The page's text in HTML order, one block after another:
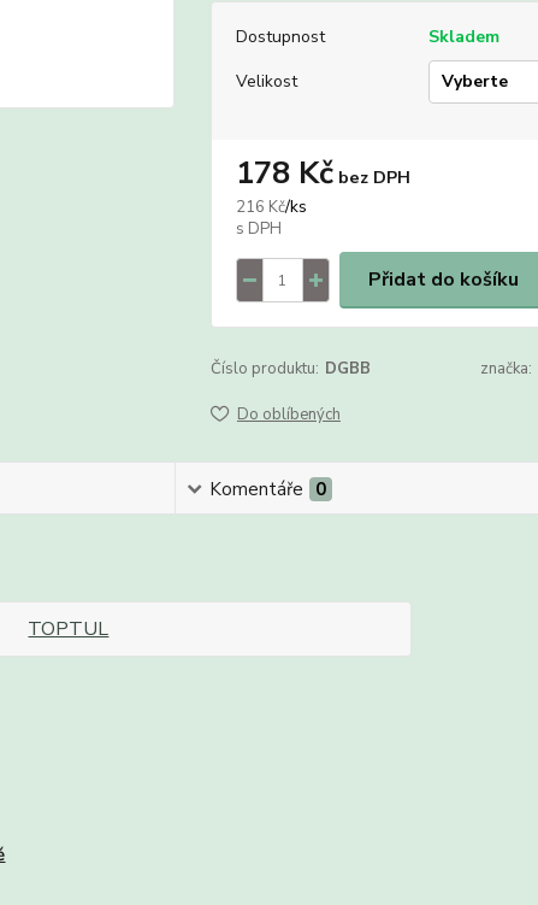
Dostupnost
Skladem
Velikost
216 Kč/ks
178 Kč bez DPH
Přidat do košíku
Číslo produktu: DGBB značka:
Do oblíbených
Komentáře 0
TOPTUL